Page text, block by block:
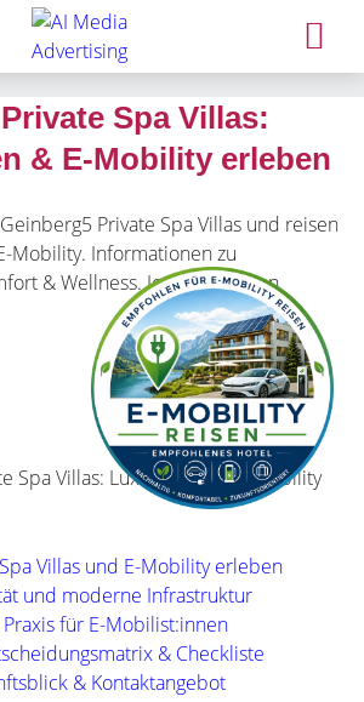
Spa Villas:
& E-Mobility erleben
Private Spa Villas und reisen
Mobility. Informationen zu
& Wellness. Jetzt Inspiration
Villas und E-Mobility erleben
und moderne Infrastruktur
für E-Mobilist:innen
& Checkliste
& Kontaktangebot